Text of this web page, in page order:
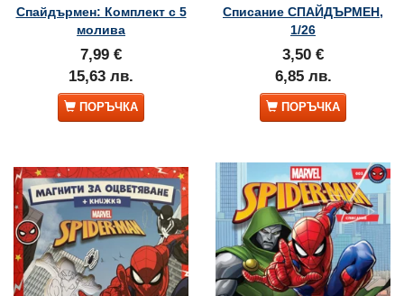
Спайдърмен: Комплект с 5
молива
7,99 €
15,63 лв.
ПОРЪЧКА
Списание СПАЙДЪРМЕН,
1/26
3,50 €
6,85 лв.
ПОРЪЧКА